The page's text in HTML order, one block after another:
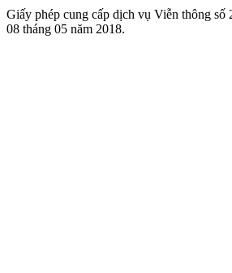
Giấy phép cung cấp dịch vụ Viễn thông
08 tháng 05 năm 2018.